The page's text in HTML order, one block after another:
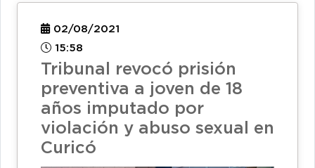
02/08/2021
15:58
Tribunal revocó prisión
preventiva a joven de 18
años imputado por
violación y abuso sexual en
Curicó